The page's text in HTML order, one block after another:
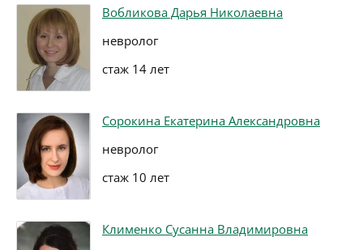
Вобликова Дарья Николаевна
невролог
стаж 14 лет
Сорокина Екатерина Александровна
невролог
стаж 10 лет
Клименко Сусанна Владимировна